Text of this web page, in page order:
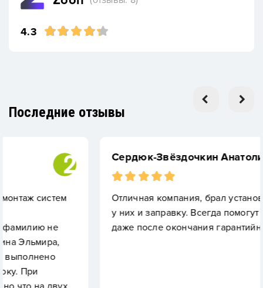
4.3
Последние отзывы
Сердюк-Звёздочкин Анатолий
Отличная компания, брал установку
у них и заправку. Всегда помогут
даже после окончания гарантийного срока.